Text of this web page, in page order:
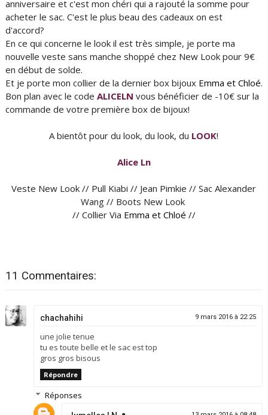
anniversaire et c'est mon chéri qui a rajouté la somme pour
acheter le sac. C'est le plus beau des cadeaux on est
d'accord?
En ce qui concerne le look il est très simple, je porte ma
nouvelle veste sans manche shoppé chez New Look pour 9€
en début de solde.
Et je porte mon collier de la dernier box bijoux Emma et Chloé.
Bon plan avec le code ALICELN vous bénéficier de -10€ sur la
commande de votre première box de bijoux!
A bientôt pour du look, du look, du LOOK!
Alice Ln
Veste New Look // Pull Kiabi // Jean Pimkie // Sac Alexander
Wang // Boots New Look
// Collier Via Emma et Chloé //
11 Commentaires:
chachahihi 9 mars 2016 à 22:25
une jolie tenue
tu es toute belle et le sac est top
gros gros bisous
Répondre
Réponses